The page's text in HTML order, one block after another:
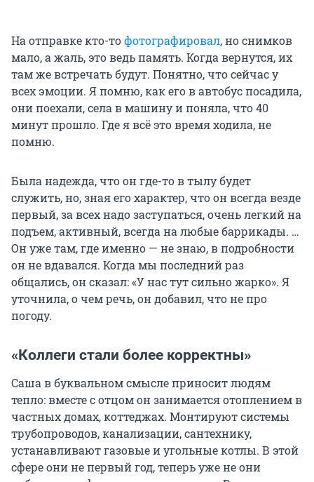
На отправке кто-тофотографировал, но снимков
мало, а жаль, это ведь память. Когда вернутся, их
там же встречать будут. Понятно, что сейчас у
всех эмоции. Я помню, как его в автобус посадила,
они поехали, села в машину и поняла, что 40
минут прошло. Где я всё это время ходила, не
помню.
Была надежда, что он где-то в тылу будет
служить, но, зная его характер, что он всегда везде
первый, за всех надо заступаться, очень легкий на
подъем, активный, всегда на любые баррикады. …
Он уже там, где именно — не знаю, в подробности
он не вдавался. Когда мы последний раз
общались, он сказал: «У нас тут сильно жарко». Я
уточнила, о чем речь, он добавил, что не про
погоду.
«Коллеги стали более корректны»
Саша в буквальном смысле приносит людям
тепло: вместе с отцом он занимается отоплением в
частных домах, коттеджах. Монтируют системы
трубопроводов, канализации, сантехнику,
устанавливают газовые и угольные котлы. В этой
сфере они не первый год, теперь уже не они